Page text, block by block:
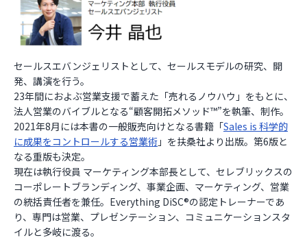
セールスエバンジェリストとして、セールスモデルの研究、開
発、講演を行う。
23年間におよぶ営業支援で蓄えた「売れるノウハウ」をもとに、
法人営業のバイブルとなる“顧客開拓メソッド™”を執筆、制作。
2021年8月には本書の一般販売向けとなる書籍「Sales is 科学的
に成果をコントロールする営業術 」を扶桑社より出版。第6版と
なる重版も決定。
現在は執行役員 マーケティング本部長として、セレブリックスの
コーポレートブランディング、事業企画、マーケティング、営業
の統括責任者を兼任。Everything DiSC®️の認定トレーナーであ
り、専門は営業、プレゼンテーション、コミュニケーションスタ
イルと多岐に渡る。